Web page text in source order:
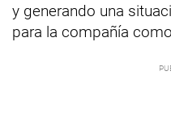
y generando una
para la compañía